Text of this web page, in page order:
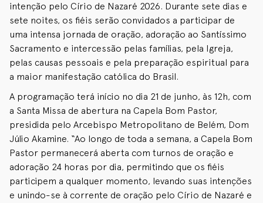
intenção pelo Círio de Nazaré 2026. Durante sete dias e
sete noites, os fiéis serão convidados a participar de
uma intensa jornada de oração, adoração ao Santíssimo
Sacramento e intercessão pelas famílias, pela Igreja,
pelas causas pessoais e pela preparação espiritual para
a maior manifestação católica do Brasil.
A programação terá início no dia 21 de junho, às 12h, com
a Santa Missa de abertura na Capela Bom Pastor,
presidida pelo Arcebispo Metropolitano de Belém, Dom
Júlio Akamine. “Ao longo de toda a semana, a Capela Bom
Pastor permanecerá aberta com turnos de oração e
adoração 24 horas por dia, permitindo que os fiéis
participem a qualquer momento, levando suas intenções
e unindo-se à corrente de oração pelo Círio de Nazaré e